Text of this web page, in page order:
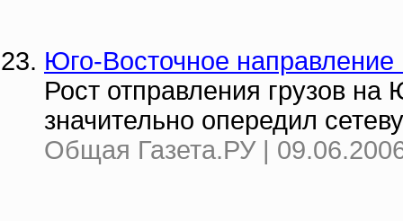
Юго-Восточное
Рост отправления грузов
значительно опередил
Общая Газета.РУ |